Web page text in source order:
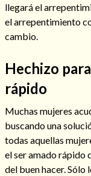
Consulta de
llegará el
el arrepentimiento
cambio.
Hechizo
rápido
Muchas mujeres
buscando una
todas aquellas
el ser amado rápido
del buen hacer.